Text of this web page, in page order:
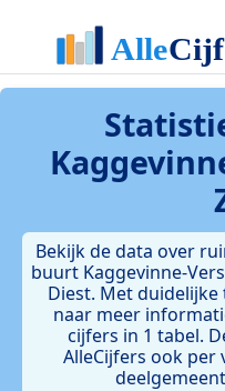
Bekijk de data over
buurt Kaggevinne-
Diest. Met
naar meer
cijfers in 1 tabel.
AlleCijfers ook per